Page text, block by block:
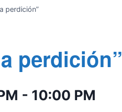
perdición”
perdición”
- 10:00 PM